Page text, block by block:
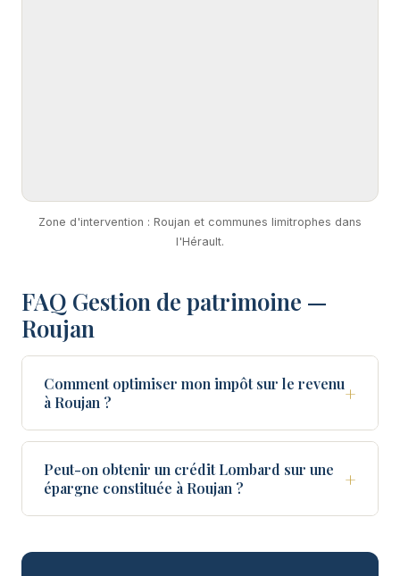
Zone d'intervention : Roujan et communes limitrophes dans
l'Hérault.
FAQ Gestion de patrimoine —
Roujan
Comment optimiser mon impôt sur le revenu
à Roujan ?
+
Peut-on obtenir un crédit Lombard sur une
épargne constituée à Roujan ?
+